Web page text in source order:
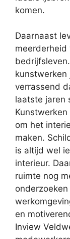
komen.
Daarnaast
meerderheid
verrassend
laatste jaren
om het
maken.
is altijd wel
interieur.
ruimte nog
en
Inview